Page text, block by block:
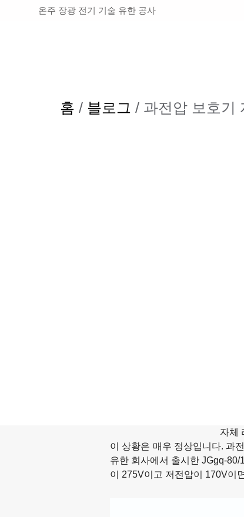
온주 장광 전기 기술 유한 공사
홈 / 블로그 / 과전압 보호기
자체
이 상황은 매우 정상입니다. 과
유한 회사에서 출시한 JGgq-
이 275V이고 저전압이 170V이